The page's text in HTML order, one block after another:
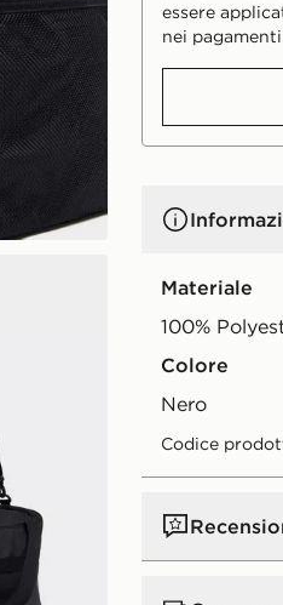
essere
nei
Materiale
100%
Colore
nero
Codice